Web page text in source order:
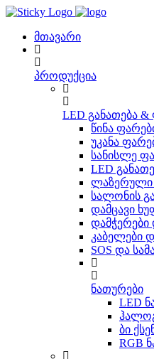
Skip
contentმთავარი
პროდუქცია
LED განათება &
წინა
უკანა
სანისლე
LED
ლაზერული
სალონის
დამცავი
დამჭერები
კაბელები
SOS და
ნათურები
LED
ბი
RGB